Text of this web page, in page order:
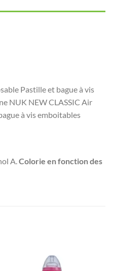
Pastille et bague à vis
NUK NEW CLASSIC Air
à vis emboitables
A.Colorie en fonction des